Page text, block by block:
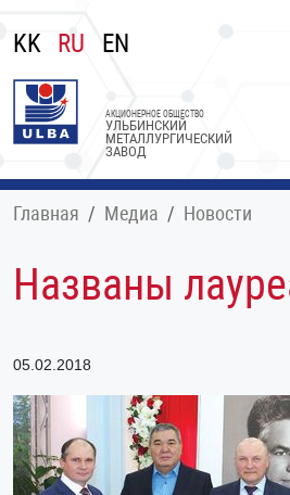
KK RU EN
УЛЬБИНСКИЙ
МЕТАЛЛУРГИЧЕСКИЙ
ЗАВОД
АКЦИОНЕРНОЕ ОБЩЕСТВО
Главная Медиа Новости
Названы
05.02.2018